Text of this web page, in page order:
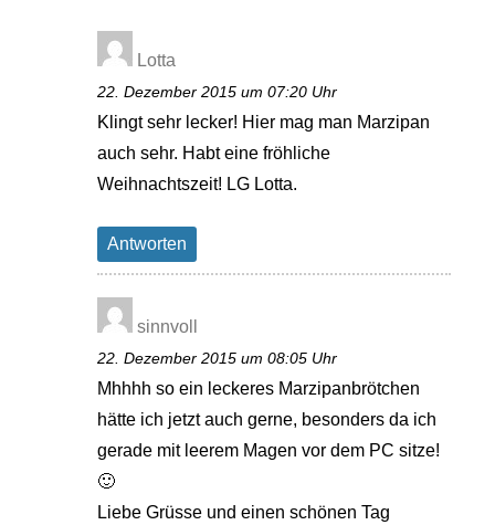
Lotta
22. Dezember 2015 um 07:20 Uhr
Klingt sehr lecker! Hier mag man Marzipan
auch sehr. Habt eine fröhliche
Weihnachtszeit! LG Lotta.
Antworten
sinnvoll
22. Dezember 2015 um 08:05 Uhr
Mhhhh so ein leckeres Marzipanbrötchen
hätte ich jetzt auch gerne, besonders da ich
gerade mit leerem Magen vor dem PC sitze!
🙂
Liebe Grüsse und einen schönen Tag